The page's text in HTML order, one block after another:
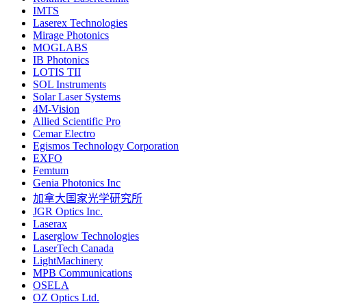
IMTS
Laserex Technologies
Mirage Photonics
MOGLABS
IB Photonics
LOTIS TII
SOL Instruments
Solar Laser Systems
4M-Vision
Allied Scientific Pro
Cemar Electro
Egismos Technology Corporation
EXFO
Femtum
Genia Photonics Inc
加拿大国家光学研究所
JGR Optics Inc.
Laserax
Laserglow Technologies
LaserTech Canada
LightMachinery
MPB Communications
OSELA
OZ Optics Ltd.